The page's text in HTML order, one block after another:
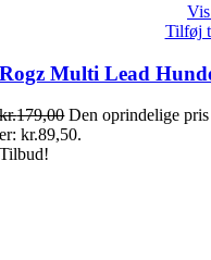
Tilføj
Rogz Multi Lead
kr.179,00 Den oprindelige
er: kr.89,50.
Tilbud!